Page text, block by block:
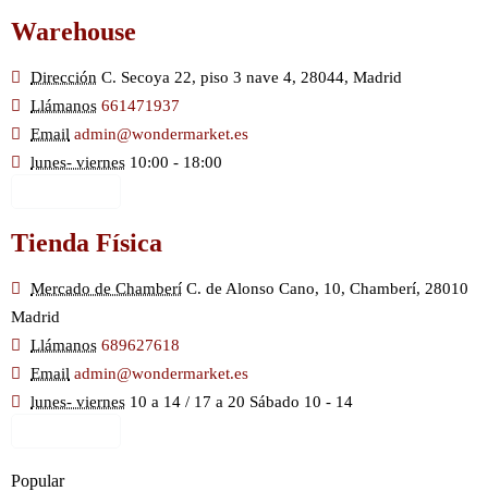
Warehouse
Dirección C. Secoya 22, piso 3 nave 4, 28044, Madrid
Llámanos 661471937
Email admin@wondermarket.es
lunes- viernes 10:00 - 18:00
Tienda Física
Mercado de Chamberí C. de Alonso Cano, 10, Chamberí, 28010
Madrid
Llámanos 689627618
Email admin@wondermarket.es
lunes- viernes 10 a 14 / 17 a 20 Sábado 10 - 14
Popular